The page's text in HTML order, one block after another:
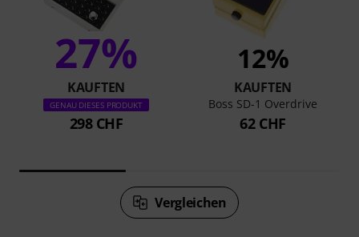
27%
KAUFTEN
GENAU DIESES PRODUKT
298 CHF
12%
KAUFTEN
Boss SD-1 Overdrive
62 CHF
Vergleichen